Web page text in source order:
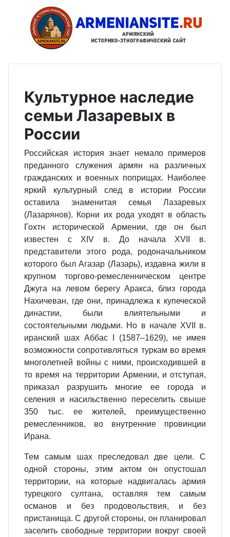
Культурное наследие
семьи Лазаревых в
России
Российская история знает немало примеров
преданного служения армян на различных
гражданских и военных поприщах. Наиболее
яркий культурный след в истории России
оставила знаменитая семья Лазаревых
(Лазарянов). Корни их рода уходят в область
Гохтн исторической Армении, где он был
известен с XIV в. До начала XVII в.
представители этого рода, родоначальником
которого был Агазар (Лазарь), издавна жили в
крупном торгово-ремесленническом центре
Джуга на левом берегу Аракса, близ города
Нахичеван, где они, принадлежа к купеческой
династии, были влиятельными и
состоятельными людьми. Но в начале XVII в.
иранский шах Аббас I (1587–1629), не имея
возможности сопротивляться туркам во время
многолетней войны с ними, происходившей в
то время на территории Армении, и отступая,
приказал разрушить многие ее города и
селения и насильственно переселить свыше
350 тыс. ее жителей, преимущественно
ремесленников, во внутренние провинции
Ирана.
Тем самым шах преследовал две цели. С
одной стороны, этим актом он опустошал
территории, на которые надвигалась армия
турецкого султана, оставляя тем самым
османов и без продовольствия, и без
пристанища. С другой стороны, он планировал
заселить свободные территории вокруг своей